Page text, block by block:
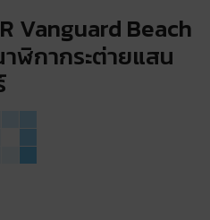
Vanguard Beach
ฬิกากระต่ายแสน